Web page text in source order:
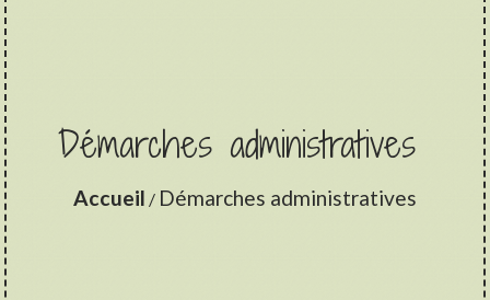
Démarches administratives
Accueil / Démarches administratives